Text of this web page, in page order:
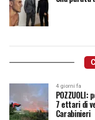
4 giorni fa
7 ettari di
Carabinieri